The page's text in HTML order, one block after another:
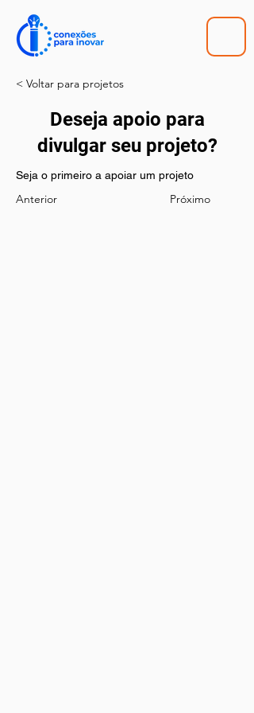
< Voltar para projetos
Deseja apoio para
divulgar seu projeto?
Seja o primeiro a apoiar um projeto
Anterior Próximo